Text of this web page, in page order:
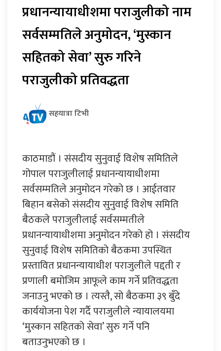
प्रधानन्यायाधीशमा पराजुलीको नाम
सर्वसम्मतिले अनुमोदन, ‘मुस्कान
सहितको सेवा’ सुरु गरिने
पराजुलीको प्रतिवद्धता
सहयात्रा टिभी
काठमाडौं । संसदीय सुनुवाई विशेष समितिले
गोपाल पराजुलीलाई प्रधानन्यायाधीशमा
सर्वसम्मतिले अनुमोदन गरेको छ । आईतवार
बिहान बसेको संसदीय सुनुवाई विशेष समिति
बैठकले पराजुलीलाई सर्वसम्मतीले
प्रधानन्यायाधीशमा अनुमोदन गरेको हो । संसदीय
सुनुवाई विशेष समितिको बैठकमा उपस्थित
प्रस्तावित प्रधानन्यायाधीश पराजुलीले पद्दती र
प्रणाली बमोजिम आफूले काम गर्ने प्रतिवद्धता
जनाउनु भएको छ । त्यस्तै, सो बैठकमा ३९ बुँदे
कार्ययोजना पेश गर्दै पराजुलीले न्यायालयमा
‘मुस्कान सहितको सेवा’ सुरु गर्ने पनि
बताउनुभएको छ ।